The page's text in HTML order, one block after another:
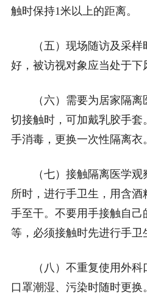
触时保持1米以上的距离。
（五）现场随访及采
好，被访视对象应当处于下
（六）需要为居家隔
切接触时，可加戴乳胶手
手消毒，更换一次性隔离衣。
（七）接触隔离医学
所时，进行手卫生，用含酒
手至干。不要用手接触自
等，必须接触时先进行手卫
（八）不重复使用外
口罩潮湿、污染时随时更换。